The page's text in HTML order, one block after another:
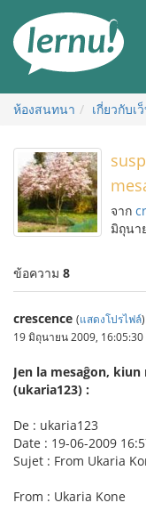
สารบัญ
ห้องสนทนา เกี่ยวกับเ
จาก
มิถุนา
ข้อความ 8
crescence (แสดงโปรไฟล์)
19 มิถุนายน 2009, 16:05:30
Jen la mesaĝon,
(ukaria123) :
De : ukaria123
Date : 19-06-2009
Sujet : From Ukaria
From : Ukaria Kone